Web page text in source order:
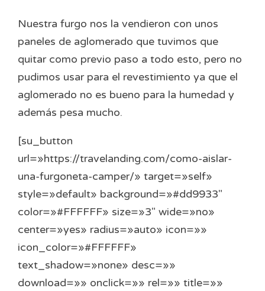
Nuestra furgo nos la vendieron con unos
paneles de aglomerado que tuvimos que
quitar como previo paso a todo esto, pero no
pudimos usar para el revestimiento ya que el
aglomerado no es bueno para la humedad y
además pesa mucho.
[su_button
url=»https://travelanding.com/como-aislar-
una-furgoneta-camper/» target=»self»
style=»default» background=»#dd9933″
color=»#FFFFFF» size=»3″ wide=»no»
center=»yes» radius=»auto» icon=»»
icon_color=»#FFFFFF»
text_shadow=»none» desc=»»
download=»» onclick=»» rel=»» title=»»